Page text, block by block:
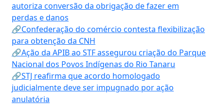
autoriza conversão da obrigação de fazer em
perdas e danos
🔗Confederação do comércio contesta flexibilização
para obtenção da CNH
🔗Ação da APIB ao STF assegurou criação do Parque
Nacional dos Povos Indígenas do Rio Tanaru
🔗STJ reafirma que acordo homologado
judicialmente deve ser impugnado por ação
anulatória